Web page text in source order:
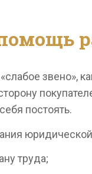
звено»,
постоять.
труда;